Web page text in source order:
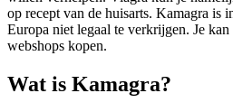
op recept van de huisarts. Kamagra is
Europa niet legaal te verkrijgen. Je
webshops kopen.
Wat is Kamagra?